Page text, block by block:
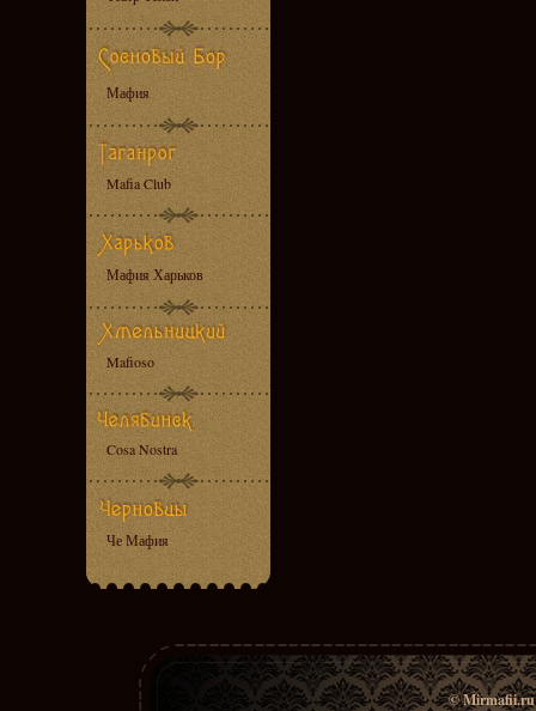
Мафия
Mafia Club
Мафия Харьков
Mafioso
Cosa Nostra
Че Мафия
© Mirmafii.ru